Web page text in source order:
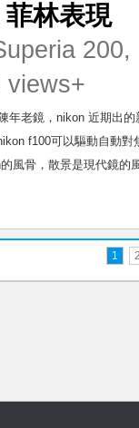
林表現
200,
views+
年老鏡，nikon 近期出
f100可以驅動自動
風骨，散景是現代鏡的
1